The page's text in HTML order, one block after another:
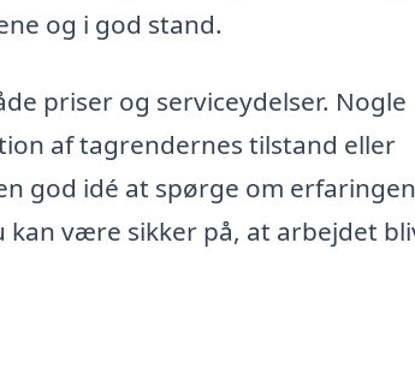
og i god stand.
priser og serviceydelser. Nogle
af tagrendernes tilstand eller
god idé at spørge om
være sikker på, at arbejdet